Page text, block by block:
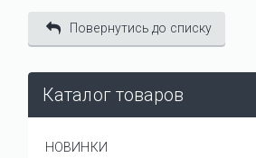
Повернутись до списку
Каталог товаров
НОВИНКИ